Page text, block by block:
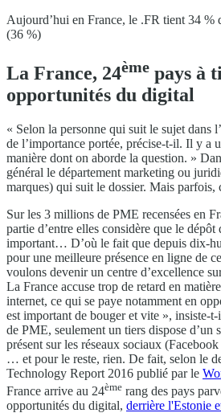
Aujourd’hui en France, le .FR tient 34 %
(36 %)
La France, 24ème pays à
opportunités du digital
« Selon la personne qui suit le sujet dans
de l’importance portée, précise-t-il. Il y a
manière dont on aborde la question. »
général le département marketing ou
marques) qui suit le dossier. Mais parfois,
Sur les 3 millions de PME recensées en
partie d’entre elles considère que le dépôt
important… D’où le fait que depuis dix-
pour une meilleure présence en ligne de
voulons devenir un centre d’excellence
La France accuse trop de retard en
internet, ce qui se paye notamment en
est important de bouger et vite », insiste-
de PME, seulement un tiers dispose d’un
présent sur les réseaux sociaux
… et pour le reste, rien. De fait, selon le
Technology Report 2016 publié par le
France arrive au 24ème rang des pays
opportunités du digital, derrière l'Estonie